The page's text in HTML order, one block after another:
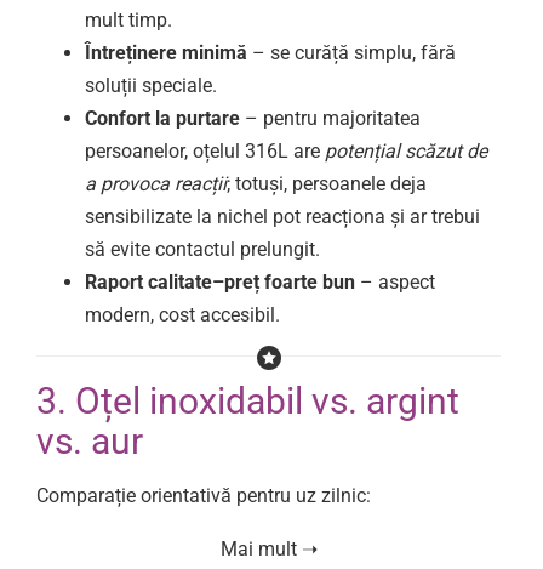
mult timp.
Întreținere minimă – se curăță simplu, fără
soluții speciale.
Confort la purtare – pentru majoritatea
persoanelor, oțelul 316L are potențial scăzut de
a provoca reacții; totuși, persoanele deja
sensibilizate la nichel pot reacționa și ar trebui
să evite contactul prelungit.
Raport calitate–preț foarte bun – aspect
modern, cost accesibil.
3. Oțel inoxidabil vs. argint
vs. aur
Comparație orientativă pentru uz zilnic: